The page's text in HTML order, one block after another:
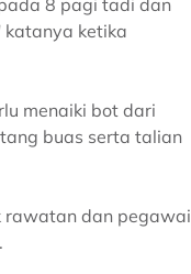
katanya ketika
menaiki bot dari
buas serta talian
rawatan dan pegawai